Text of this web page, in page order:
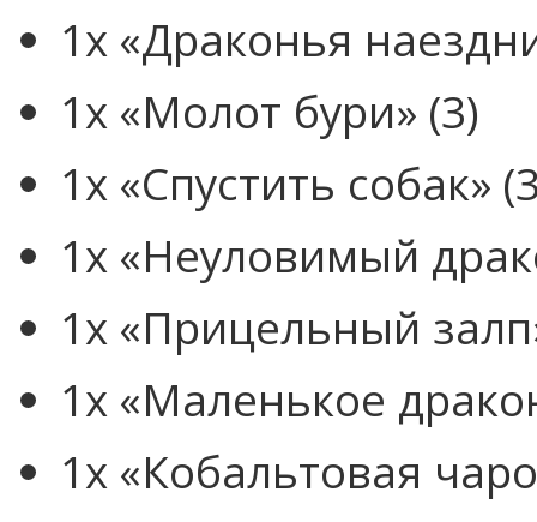
1x «Драконья
1x «Молот бури» (3)
1x «Спустить собак»
1x «Неуловимый
1x «Прицельный
1x «Маленькое
1x «Кобальтовая